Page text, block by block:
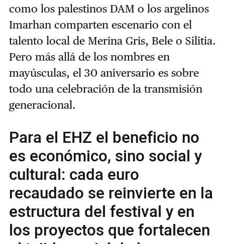
como los palestinos DAM o los argelinos
Imarhan comparten escenario con el
talento local de Merina Gris, Bele o Silitia.
Pero más allá de los nombres en
mayúsculas, el 30 aniversario es sobre
todo una celebración de la transmisión
generacional.
Para el EHZ el beneficio no
es económico, sino social y
cultural: cada euro
recaudado se reinvierte en la
estructura del festival y en
los proyectos que fortalecen